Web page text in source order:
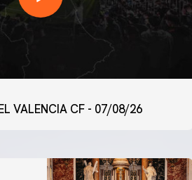
VALENCIA CF - 07/08/26